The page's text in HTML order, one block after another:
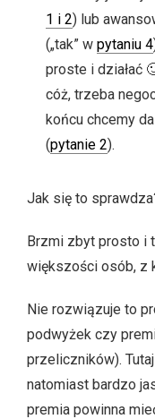
1 i 2) lub
(„tak” w pytaniu 4
proste i działać
cóż, trzeba
końcu chcemy
(pytanie 2).
Jak się to
Brzmi zbyt prosto i
większości osób, z
Nie rozwiązuje to
podwyżek czy
przeliczników).
natomiast bardzo
premia powinna